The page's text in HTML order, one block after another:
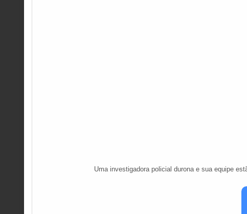
Uma investigadora policial durona e sua equipe